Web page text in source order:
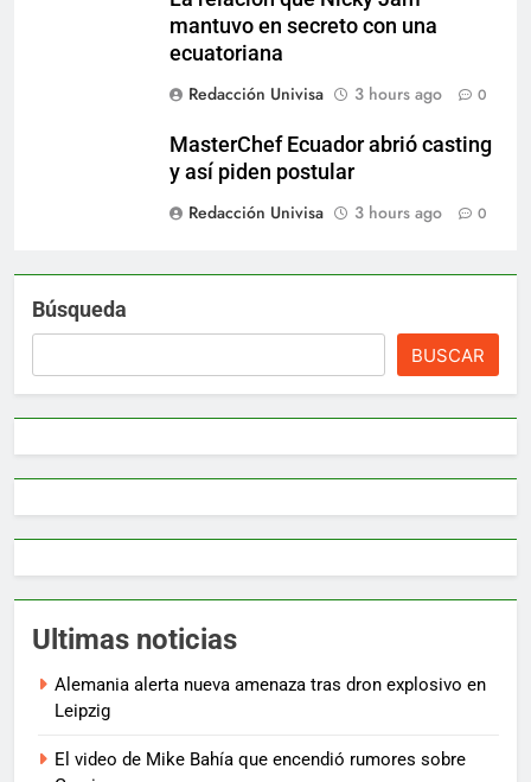
mantuvo en secreto con una
ecuatoriana
Redacción Univisa
3 hours ago 0
MasterChef Ecuador abrió casting
y así piden postular
Redacción Univisa
3 hours ago 0
Búsqueda
BUSCAR
Ultimas noticias
Alemania alerta nueva amenaza tras dron explosivo en
Leipzig
El video de Mike Bahía que encendió rumores sobre